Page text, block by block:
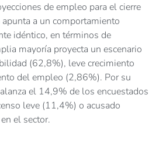
de empleo para el cierre
a un comportamiento
idéntico, en términos de
mayoría proyecta un escenario
(62,8%), leve crecimiento
del empleo (2,86%). Por su
el 14,9% de los encuestados
leve (11,4%) o acusado
el sector.